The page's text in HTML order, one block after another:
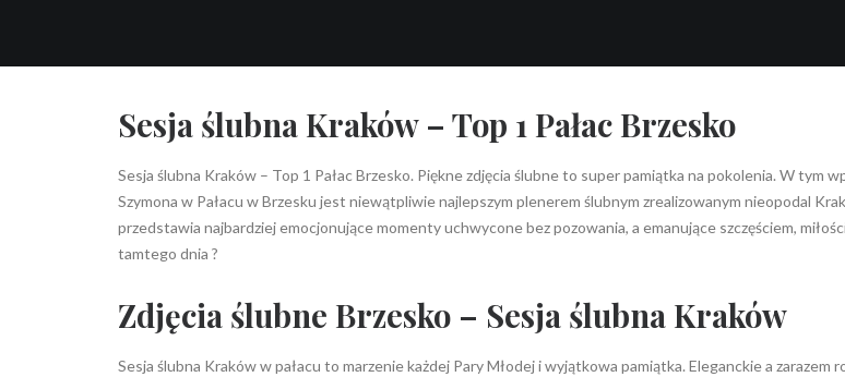
Sesja ślubna Kraków – Top 1 Pałac Brzesko
Sesja ślubna Kraków – Top 1 Pałac Brzesko. Piękne zdjęcia ślubne to super pamiątka na pokolenia. W tym
Szymona w Pałacu w Brzesku jest niewątpliwie najlepszym plenerem ślubnym zrealizowanym nieopodal
przedstawia najbardziej emocjonujące momenty uchwycone bez pozowania, a emanujące szczęściem,
tamtego dnia ?
Zdjęcia ślubne Brzesko – Sesja ślubna Kraków
Sesja ślubna Kraków w pałacu to marzenie każdej Pary Młodej i wyjątkowa pamiątka. Eleganckie a